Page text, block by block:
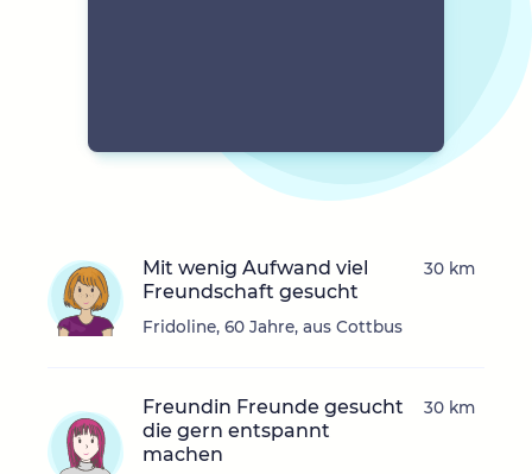
Mit wenig Aufwand viel
Freundschaft gesucht
Fridoline, 60 Jahre, aus Cottbus
30 km
Freundin Freunde gesucht
die gern entspannt
machen
30 km